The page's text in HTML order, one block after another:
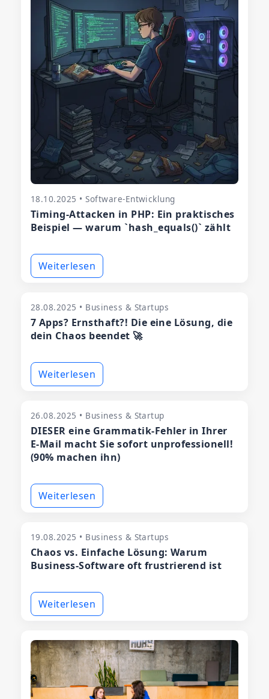
18.10.2025 • Software-Entwicklung
Timing‑Attacken in PHP: Ein praktisches
Beispiel — warum `hash_equals()` zählt
Weiterlesen
28.08.2025 • Business & Startups
7 Apps? Ernsthaft?! Die eine Lösung, die
dein Chaos beendet 🚀
Weiterlesen
26.08.2025 • Business & Startup
DIESER eine Grammatik-Fehler in Ihrer
E-Mail macht Sie sofort unprofessionell!
(90% machen ihn)
Weiterlesen
19.08.2025 • Business & Startups
Chaos vs. Einfache Lösung: Warum
Business-Software oft frustrierend ist
Weiterlesen